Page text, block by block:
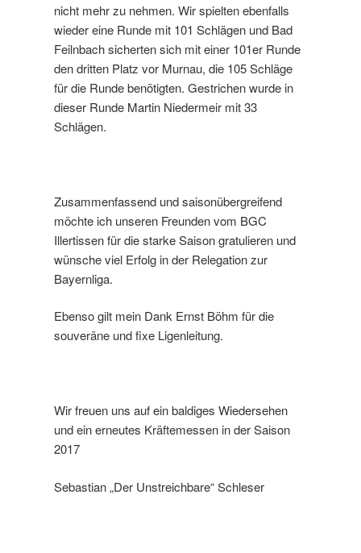
nicht mehr zu nehmen. Wir spielten ebenfalls
wieder eine Runde mit 101 Schlägen und Bad
Feilnbach sicherten sich mit einer 101er Runde
den dritten Platz vor Murnau, die 105 Schläge
für die Runde benötigten. Gestrichen wurde in
dieser Runde Martin Niedermeir mit 33
Schlägen.
Zusammenfassend und saisonübergreifend
möchte ich unseren Freunden vom BGC
Illertissen für die starke Saison gratulieren und
wünsche viel Erfolg in der Relegation zur
Bayernliga.
Ebenso gilt mein Dank Ernst Böhm für die
souveräne und fixe Ligenleitung.
Wir freuen uns auf ein baldiges Wiedersehen
und ein erneutes Kräftemessen in der Saison
2017
Sebastian „Der Unstreichbare“ Schleser